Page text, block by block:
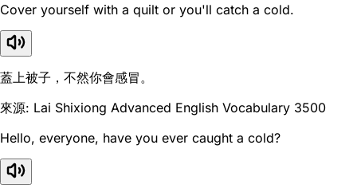
Cover yourself with a quilt or you'll catch a cold.
蓋上被子，不然你會感冒。
來源: Lai Shixiong Advanced English Vocabulary 3500
Hello, everyone, have you ever caught a cold?